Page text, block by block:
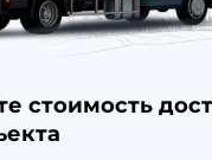
стоимость